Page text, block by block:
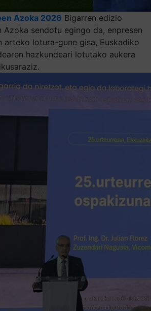
Azoka 2026 Bigarren edizio
Azoka sendotu egingo da, enpresen
arteko lotura-gune gisa, Euskadiko
hazkundeari lotutako aukera